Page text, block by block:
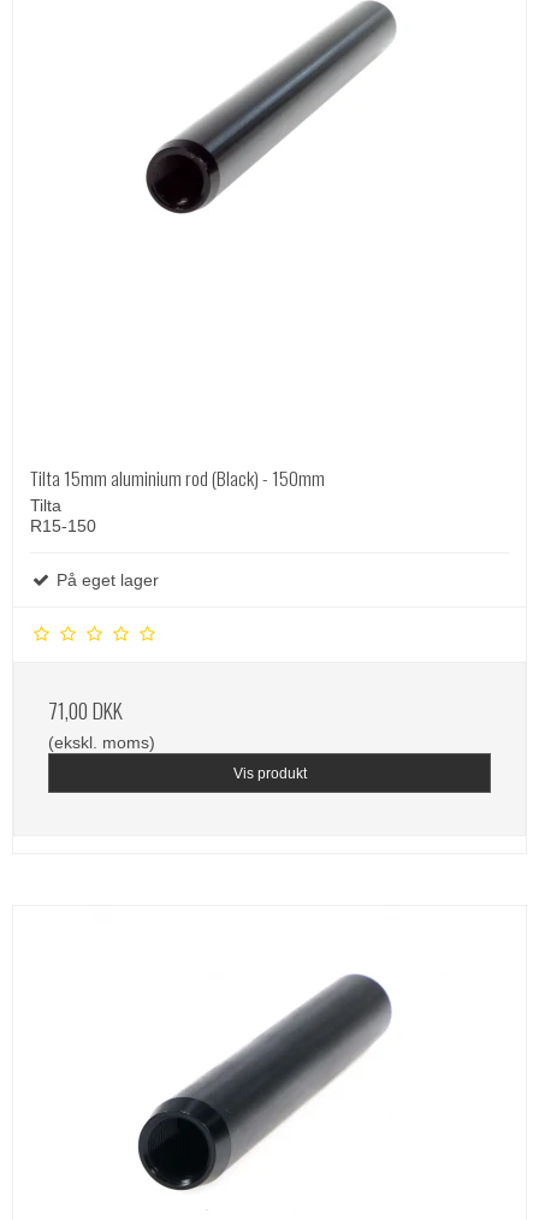
Tilta 15mm aluminium rod (Black) - 150mm
Tilta
R15-150
På eget lager
71,00 DKK
(ekskl. moms)
Vis produkt